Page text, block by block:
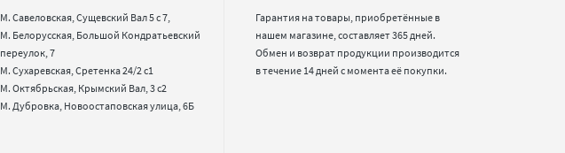
М. Савеловская, Сущевский Вал 5 с 7,
М. Белорусская, Большой Кондратьевский
переулок, 7
М. Сухаревская, Сретенка 24/2 с1
М. Октябрьская, Крымский Вал, 3 с2
Гарантия на товары, приобретённые в
нашем магазине, составляет 365 дней.
Обмен и возврат продукции производится
в течение 14 дней с момента её покупки.